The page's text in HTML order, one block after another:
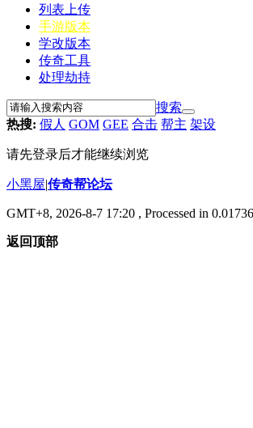
列表上传
手游版本
学改版本
传奇工具
处理劫持
搜索
热搜: 假人 GOM GEE 合击 帮主 架设
请先登录后才能继续浏览
小黑屋|传奇帮论坛
GMT+8, 2026-8-7 17:20 , Processed in
返回顶部